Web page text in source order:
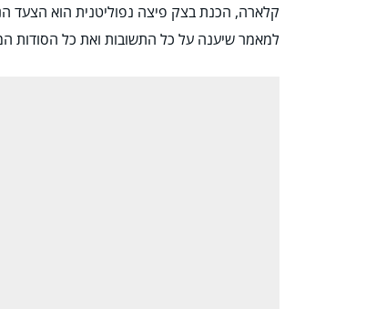
קלארה, הכנת בצק פיצה נפוליטנית הוא הצעד
למאמר שיענה על כל התשובות ואת כל הסודות